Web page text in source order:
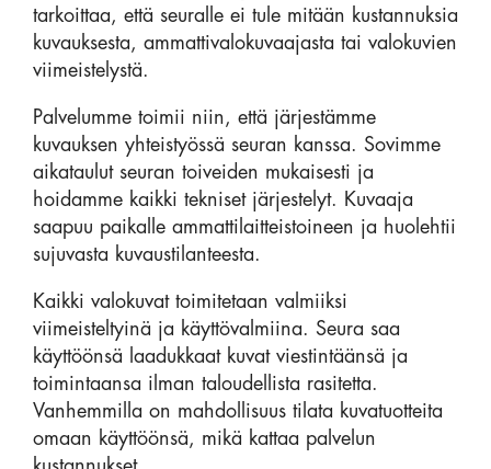
tarkoittaa, että seuralle ei tule mitään kustannuksia
kuvauksesta, ammattivalokuvaajasta tai valokuvien
viimeistelystä.
Palvelumme toimii niin, että järjestämme
kuvauksen yhteistyössä seuran kanssa. Sovimme
aikataulut seuran toiveiden mukaisesti ja
hoidamme kaikki tekniset järjestelyt. Kuvaaja
saapuu paikalle ammattilaitteistoineen ja huolehtii
sujuvasta kuvaustilanteesta.
Kaikki valokuvat toimitetaan valmiiksi
viimeisteltyinä ja käyttövalmiina. Seura saa
käyttöönsä laadukkaat kuvat viestintäänsä ja
toimintaansa ilman taloudellista rasitetta.
Vanhemmilla on mahdollisuus tilata kuvatuotteita
omaan käyttöönsä, mikä kattaa palvelun